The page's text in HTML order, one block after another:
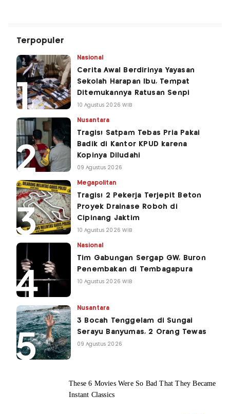
Terpopuler
Nasional
Cerita Awal Berdirinya Yayasan
Sekolah Harapan Ibu, Tempat
Ditemukannya Ratusan Senpi
10 Agustus 2026 WIB
Nusantara
Tragis! Satpam Tebas Pria Pakai
Badik di Kantor KPUD karena
Kopinya Diludahi
09 Agustus 2026
Megapolitan
Tragis! 2 Pekerja Terjepit Beton
Proyek Drainase Roboh di
Cipinang Jaktim
10 Agustus 2026 WIB
Nasional
Tim Gabungan Sergap GW, Buron
Penembakan di Tembagapura
10 Agustus 2026 WIB
Nusantara
3 Bocah Tenggelam di Sungai
Serayu Banyumas, 2 Orang Tewas
09 Agustus 2026